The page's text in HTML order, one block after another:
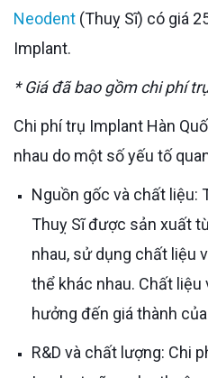
Neodent (Thuỵ Sĩ) có giá
Implant.
* Giá đã bao gồm chi phí
Chi phí trụ Implant Hàn Quốc và Thuỵ Sĩ có khác
nhau do một số yếu tố
Nguồn gốc và chất liệu: Trụ Implant Hàn Quốc và
Thuỵ Sĩ được sản xuất
nhau, sử dụng chất liệu
thể khác nhau. Chất
hưởng đến giá thành
R&D và chất lượng: Chi phí của một dòng trụ